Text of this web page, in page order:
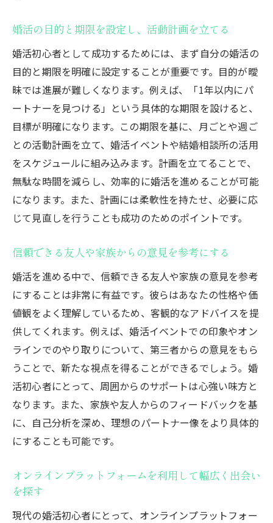
婚活中のトラブル回避術と対策
婚活を楽しむための心の持ち方を知る
婚活初心者が東京都で成功体験を得るための秘
訣
成功体験者の声から学ぶ婚活テクニック
婚活のモチベーションを維持する方法
理想のパートナー像を現実的に捉える
東京都特有の婚活文化を理解する
効率的な時間管理で婚活をスムーズに進め
る
東京都で婚活初心者が成功するために活用した
いサービス
AIマッチングサービスの基本と利点
結婚相談所のサポート内容を詳しく知る
婚活アプリの最新トレンドを把握する
地域密着型の婚活イベントに参加するメリ
ット
オンライン婚活の効果的な使い方
個別にカスタマイズされた婚活プランの選
び方
地方自治体の婚活支援プログラムを利用す
専門スタッフによる婚活相談の活用法
婚活の目的と期限を設定し、活動計画を立てる
婚活初心者として成功するためには、まず自分の婚活の
目的と期限を明確に設定することが重要です。目的が曖
昧では進展が難しくなります。例えば、「1年以内にパ
ートナーを見つける」という具体的な期限を設けると、
目標が明確になります。この期限を基に、月ごとや週ご
との活動計画を立て、婚活イベントや結婚相談所の活用
をスケジュールに組み込みます。計画を立てることで、
無駄な時間を減らし、効率的に婚活を進めることが可能
になります。また、計画には柔軟性を持たせ、必要に応
じて見直しを行うことも成功のためのポイントです。
信頼できる友人や家族からの意見を参考にする
婚活を進める中で、信頼できる友人や家族の意見を参考
にすることは非常に有益です。彼らはあなたの性格や価
値観をよく理解しているため、客観的なアドバイスを提
供してくれます。例えば、婚活イベントでの印象やオン
ラインでのやり取りについて、第三者からの意見をもら
うことで、新たな視点を得ることができるでしょう。婚
活初心者にとって、周囲からのサポートは心強い味方と
なります。また、家族や友人からのフィードバックを基
に、自己分析を深め、理想のパートナー像をより具体的
にすることも可能です。
オンラインプラットフォームを利用して幅広く出会い
を探す
現代の婚活初心者にとって、オンラインプラットフォー